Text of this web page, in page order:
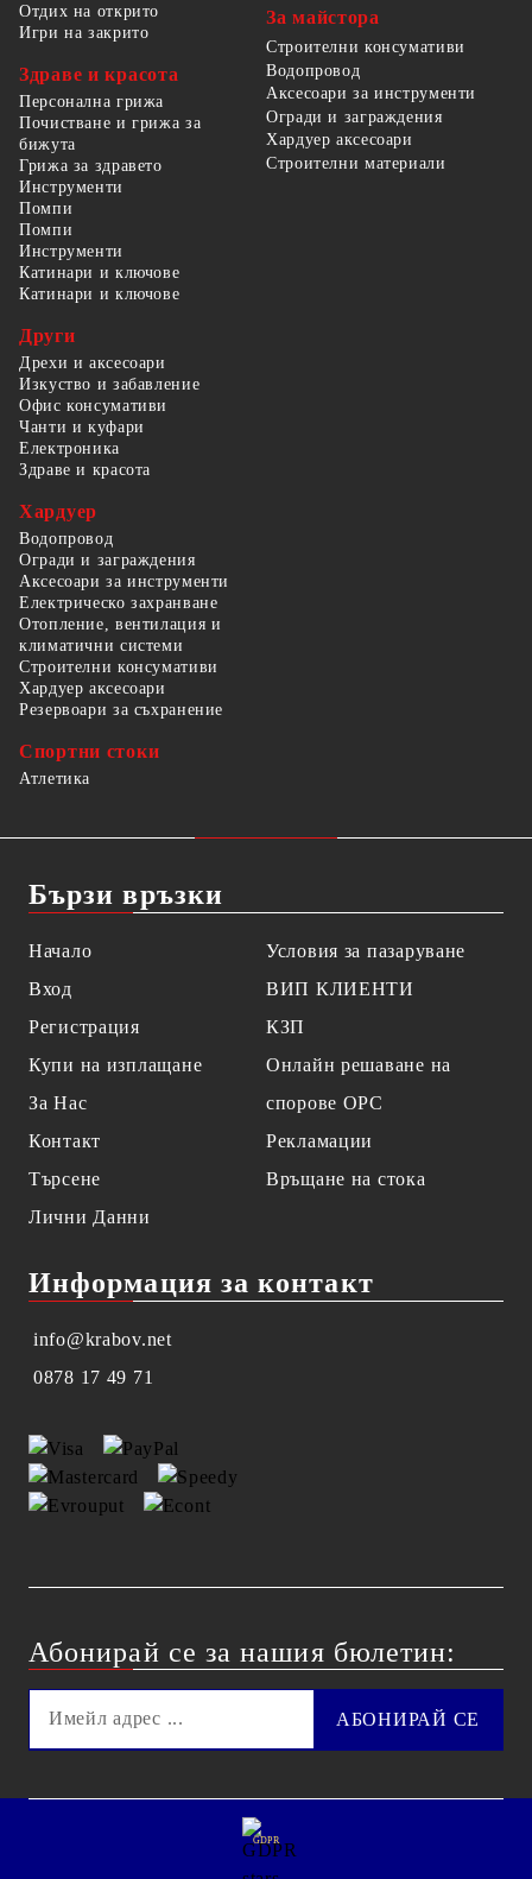
Отдих на открито
Игри на закрито
Здраве и красота
Персонална грижа
Почистване и грижа за
бижута
Грижа за здравето
За майстора
Строителни консумативи
Водопровод
Аксесоари за инструменти
Огради и заграждения
Хардуер аксесоари
Строителни материали
Инструменти
Помпи
Помпи
Инструменти
Катинари и ключове
Катинари и ключове
Други
Дрехи и аксесоари
Изкуство и забавление
Офис консумативи
Чанти и куфари
Електроника
Здраве и красота
Хардуер
Водопровод
Огради и заграждения
Аксесоари за инструменти
Електрическо захранване
Отопление, вентилация и
климатични системи
Строителни консумативи
Хардуер аксесоари
Резервоари за съхранение
Спортни стоки
Атлетика
Бързи връзки
Начало
Вход
Регистрация
Купи на изплащане
За Нас
Контакт
Търсене
Лични Данни
Условия за пазаруване
ВИП КЛИЕНТИ
КЗП
Онлайн решаване на
спорове OPC
Рекламации
Връщане на стока
Информация за контакт
info@krabov.net
0878 17 49 71
Абонирай се за нашия бюлетин:
GDPR